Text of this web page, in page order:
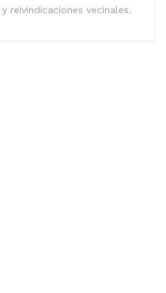
reivindicaciones vecinales.